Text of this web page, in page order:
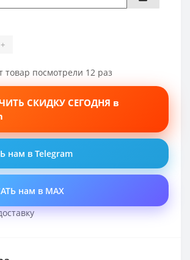
+
товар посмотрели 12 раз
СКИДКУ СЕГОДНЯ в
нам в Telegram
нам в MAX